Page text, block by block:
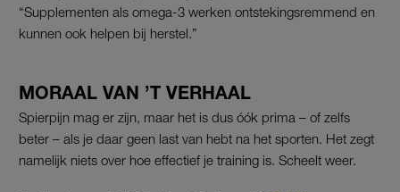
“Supplementen als omega-3 werken ontstekingsremmend en
kunnen ook helpen bij herstel.”
MORAAL VAN ’T VERHAAL
Spierpijn mag er zijn, maar het is dus óók prima – of zelfs
beter – als je daar geen last van hebt na het sporten. Het zegt
namelijk niets over hoe effectief je training is. Scheelt weer.